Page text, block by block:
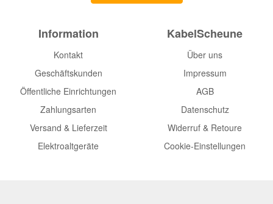
Information
Kontakt
Geschäftskunden
Öffentliche Einrichtungen
Zahlungsarten
Versand & Lieferzeit
Elektroaltgeräte
KabelScheune
Über uns
Impressum
AGB
Datenschutz
Widerruf & Retoure
Cookie-Einstellungen